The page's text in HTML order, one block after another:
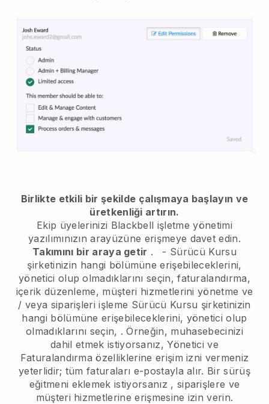
Birlikte etkili bir şekilde çalışmaya başlayın ve
üretkenliği artırın.
Ekip üyelerinizi Blackbell işletme yönetimi
yazılımınızın arayüzüne erişmeye davet edin.
Takımını bir araya getir . - Sürücü Kursu
şirketinizin hangi bölümüne erişebileceklerini,
yönetici olup olmadıklarını seçin, faturalandırma,
içerik düzenleme, müşteri hizmetlerini yönetme ve
/ veya siparişleri işleme Sürücü Kursu şirketinizin
hangi bölümüne erişebileceklerini, yönetici olup
olmadıklarını seçin, . Örneğin, muhasebecinizi
dahil etmek istiyorsanız, Yönetici ve
Faturalandırma özelliklerine erişim izni vermeniz
yeterlidir; tüm faturaları e-postayla alır. Bir sürüş
eğitmeni eklemek istiyorsanız , siparişlere ve
müşteri hizmetlerine erişmesine izin verin.